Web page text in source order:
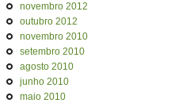
novembro 2012
outubro 2012
novembro 2010
setembro 2010
agosto 2010
junho 2010
maio 2010